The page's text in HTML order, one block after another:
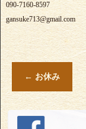
090-7160-8597
gansuke713@gmail.com
← お休み